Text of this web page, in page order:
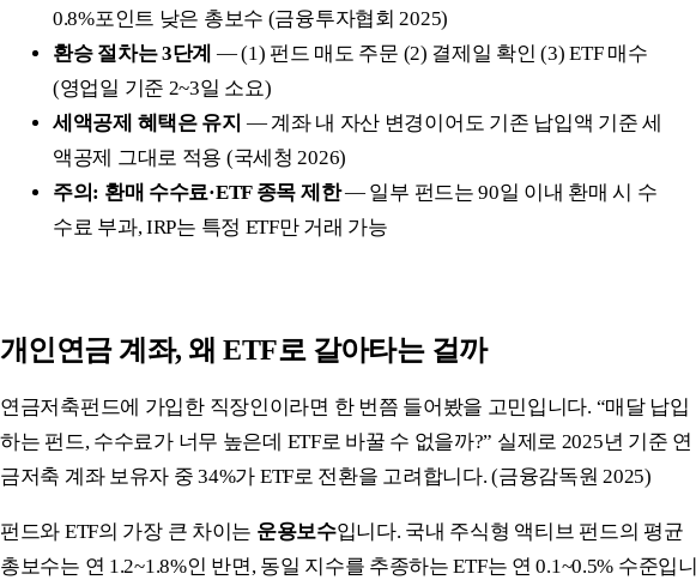
0.8%포인트 낮은 총보수 (금융투자협회 2025)
환승 절차는 3단계 — (1) 펀드 매도 주문 (2) 결제일 확인 (3) ETF 매수
(영업일 기준 2~3일 소요)
세액공제 혜택은 유지 — 계좌 내 자산 변경이어도 기존 납입액 기준 세
액공제 그대로 적용 (국세청 2026)
주의: 환매 수수료·ETF 종목 제한— 일부 펀드는 90일 이내 환매 시 수
수료 부과, IRP는 특정 ETF만 거래 가능
개인연금 계좌, 왜 ETF로 갈아타는 걸까
연금저축펀드에 가입한 직장인이라면 한 번쯤 들어봤을 고민입니다. “매달 납입
하는 펀드, 수수료가 너무 높은데 ETF로 바꿀 수 없을까?” 실제로 2025년 기준 연
금저축 계좌 보유자 중 34%가 ETF로 전환을 고려합니다. (금융감독원 2025)
펀드와 ETF의 가장 큰 차이는 운용보수입니다. 국내 주식형 액티브 펀드의 평균
총보수는 연 1.2~1.8%인 반면, 동일 지수를 추종하는 ETF는 연 0.1~0.5% 수준입니